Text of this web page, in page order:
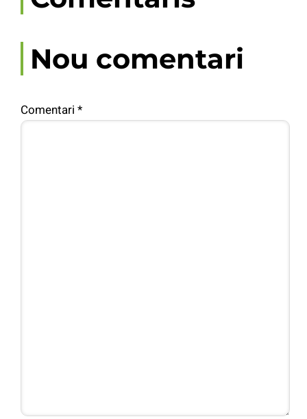
Nou comentari
Comentari *